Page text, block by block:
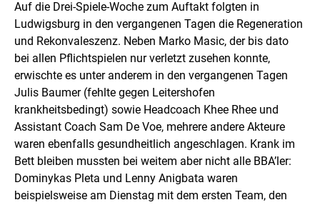
Auf die Drei-Spiele-Woche zum Auftakt folgten in
Ludwigsburg in den vergangenen Tagen die Regeneration
und Rekonvaleszenz. Neben Marko Masic, der bis dato
bei allen Pflichtspielen nur verletzt zusehen konnte,
erwischte es unter anderem in den vergangenen Tagen
Julis Baumer (fehlte gegen Leitershofen
krankheitsbedingt) sowie Headcoach Khee Rhee und
Assistant Coach Sam De Voe, mehrere andere Akteure
waren ebenfalls gesundheitlich angeschlagen. Krank im
Bett bleiben mussten bei weitem aber nicht alle BBA’ler:
Dominykas Pleta und Lenny Anigbata waren
beispielsweise am Dienstag mit dem ersten Team, den